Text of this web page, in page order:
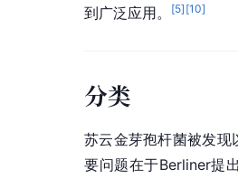
到广泛应用。
[5] [10]
分类
苏云金芽孢杆菌被发现
要问题在于Berliner提